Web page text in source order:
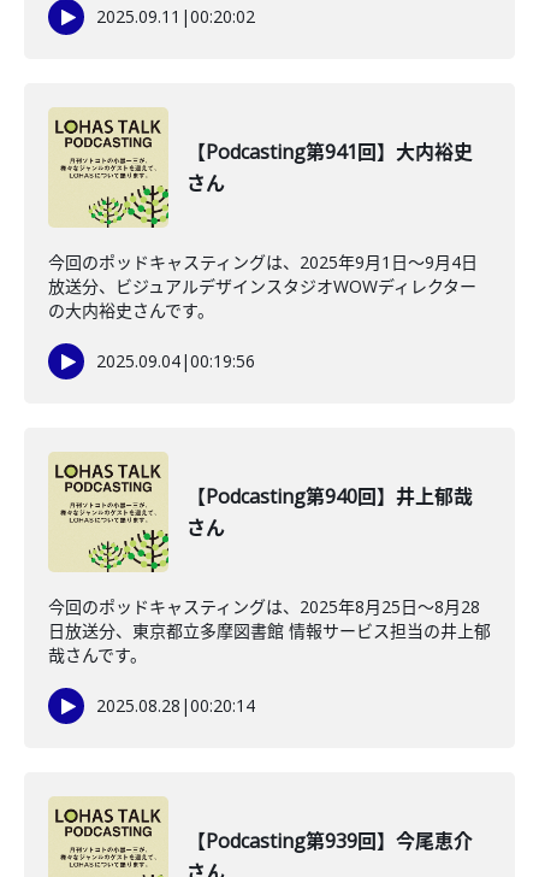
2025.09.11 |00:20:02
【Podcasting第941回】大内裕史
さん
今回のポッドキャスティングは、2025年9月1日〜9月4日
放送分、ビジュアルデザインスタジオWOWディレクター
の大内裕史さんです。
2025.09.04|00:19:56
【Podcasting第940回】井上郁哉
さん
今回のポッドキャスティングは、2025年8月25日〜8月28
日放送分、東京都立多摩図書館 情報サービス担当の井上郁
哉さんです。
2025.08.28 |00:20:14
【Podcasting第939回】今尾恵介